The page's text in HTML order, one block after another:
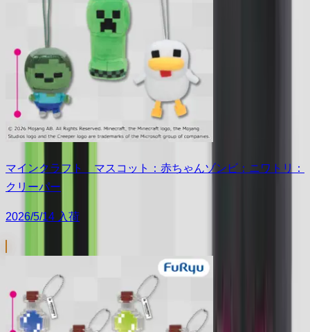
マインクラフト マスコット：赤ちゃんゾンビ：ニワトリ：
クリーパー
2026/5/14 入荷